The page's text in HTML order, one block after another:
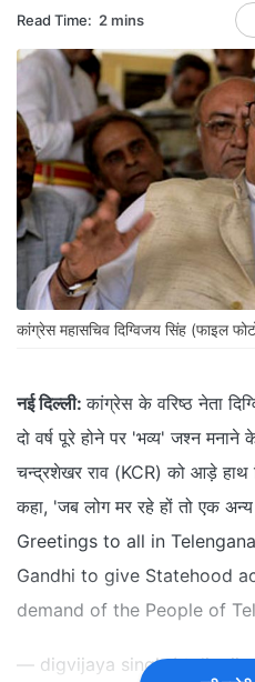
Read Time: 2 mins
कांग्रेस महासचिव दिग्विजय सिंह (फाइल
नई दिल्ली: कांग्रेस के वरिष्ठ नेता
दो वर्ष पूरे होने पर 'भव्य' जश्न
चन्द्रशेखर राव (KCR) को आड़े हाथ
कहा, 'जब लोग मर रहे हों तो एक
Greetings to all in
Gandhi to give Statehood
demand of the People of
— digvijaya singh